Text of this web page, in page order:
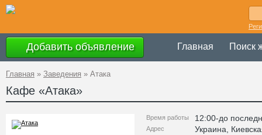
Добавить объявление Главная Поиск
Главная » Заведения » Атака
Кафе «Атака»
Время работы 12:00-до
Адрес Украина